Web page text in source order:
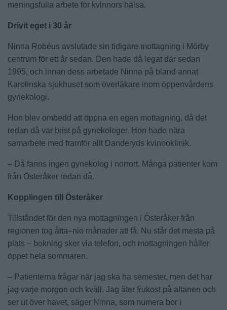
meningsfulla arbete för kvinnors hälsa.
Drivit eget i 30 år
Ninna Robéus avslutade sin tidigare mottagning i Mörby
centrum för ett år sedan. Den hade då legat där sedan
1995, och innan dess arbetade Ninna på bland annat
Karolinska sjukhuset som överläkare inom öppenvårdens
gynekologi.
Hon blev ombedd att öppna en egen mottagning, då det
redan då var brist på gynekologer. Hon hade nära
samarbete med framför allt Danderyds kvinnoklinik.
– Då fanns ingen gynekolog i norrort. Många patienter kom
från Österåker redan då.
Kopplingen till Österåker
Tillståndet för den nya mottagningen i Österåker från
regionen tog åtta–nio månader att få. Nu står det mesta på
plats – bokning sker via telefon, och mottagningen håller
öppet hela sommaren.
– Patienterna frågar när jag ska ha semester, men det har
jag varje morgon och kväll. Jag äter frukost på altanen och
ser ut över havet, säger Ninna, som numera bor i